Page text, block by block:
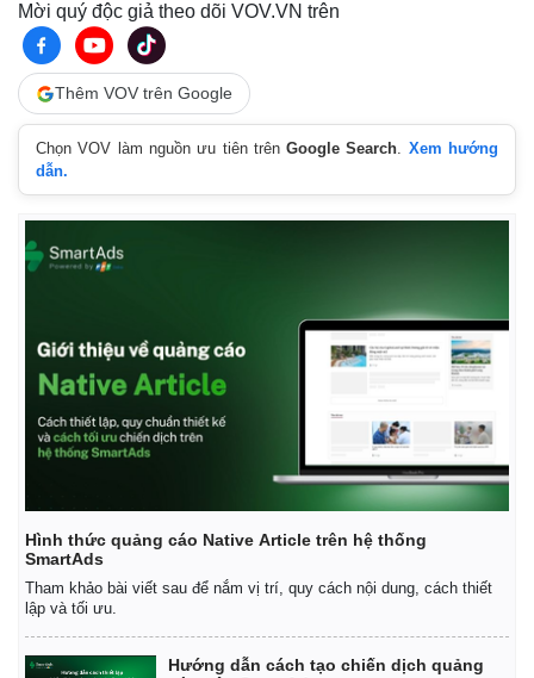
Thế giới
Multimedia
Mời quý độc giả theo dõi VOV.VN trên
Thêm VOV trên Google
Chọn VOV làm nguồn ưu tiên trênGoogle Search. Xem hướng
dẫn.
Hình thức quảng cáo Native Article trên hệ thống
SmartAds
Tham khảo bài viết sau để nắm vị trí, quy cách nội dung, cách thiết
lập và tối ưu.
Hướng dẫn cách tạo chiến dịch quảng